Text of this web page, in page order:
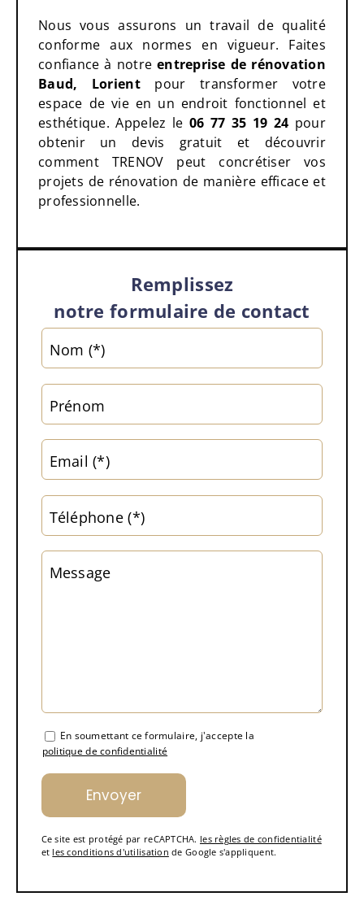
Nous vous assurons un travail de qualité
conforme aux normes en vigueur. Faites
confiance à notreentreprise de rénovation
Baud, Lorientpour transformer votre
espace de vie en un endroit fonctionnel et
esthétique. Appelez le 06 77 35 19 24 pour
obtenir un devis gratuit et découvrir
comment TRENOV peut concrétiser vos
projets de rénovation de manière efficace et
professionnelle.
Remplissez
notre formulaire de contact
Nom (*)
Prénom
Email (*)
Téléphone (*)
Message
En soumettant ce formulaire, j'accepte la
politique de confidentialité
Ce site est protégé par reCAPTCHA. les règles de confidentialité
et les conditions d'utilisation de Google s'appliquent.